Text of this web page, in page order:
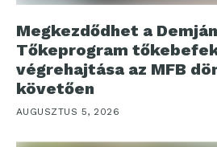
Megkezdődhet a
Tőkeprogram
végrehajtása az MFB
követően
AUGUSZTUS 5, 2026